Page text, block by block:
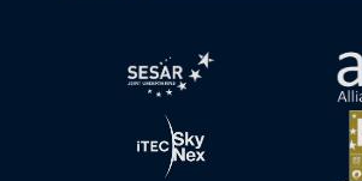
abre en ventana nueva